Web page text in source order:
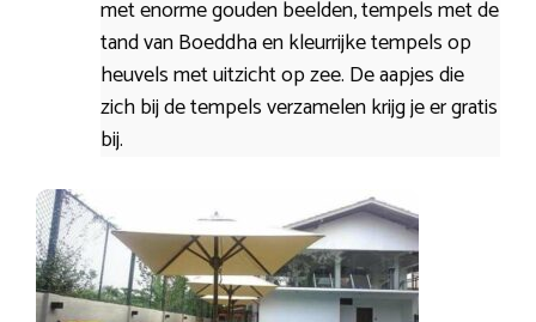
met enorme gouden beelden, tempels met de
tand van Boeddha en kleurrijke tempels op
heuvels met uitzicht op zee. De aapjes die
zich bij de tempels verzamelen krijg je er gratis
bij.